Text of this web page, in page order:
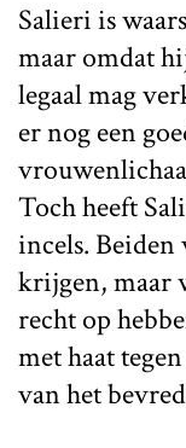
Salieri is
maar omdat
legaal mag
er nog een
Toch heeft
incels. Beiden
krijgen, maar
recht op
met haat
van het